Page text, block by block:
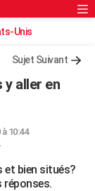
Rechercher
Unis
Sujet Suivant
y aller en
10:44
et bien situés?
réponses.